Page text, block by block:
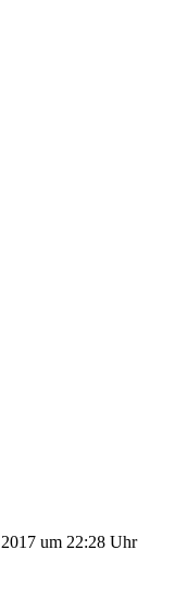
um 22:28 Uhr